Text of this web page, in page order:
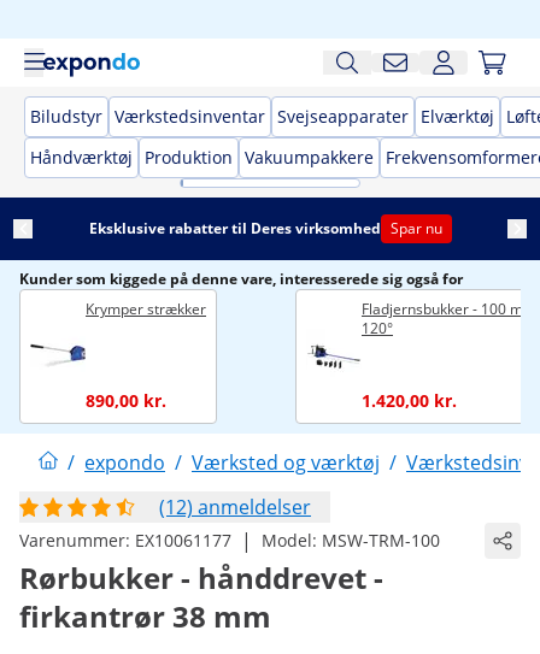
Biludstyr Værkstedsinventar Svejseapparater Elværktøj
Håndværktøj
Produktion Vakuumpakkere
Eksklusive rabatter til Deres virksomhed Spar nu
Kunder som kiggede på denne vare, interesserede sig også for
Krymper strækker
890,00 kr.
Fladjernsbukker - 100 mm
120°
1.420,00 kr.
/ expondo / Værksted og værktøj /
(12) anmeldelser
Varenummer: EX10061177 | Model: MSW-TRM-100
Rørbukker - hånddrevet -
firkantrør 38 mm